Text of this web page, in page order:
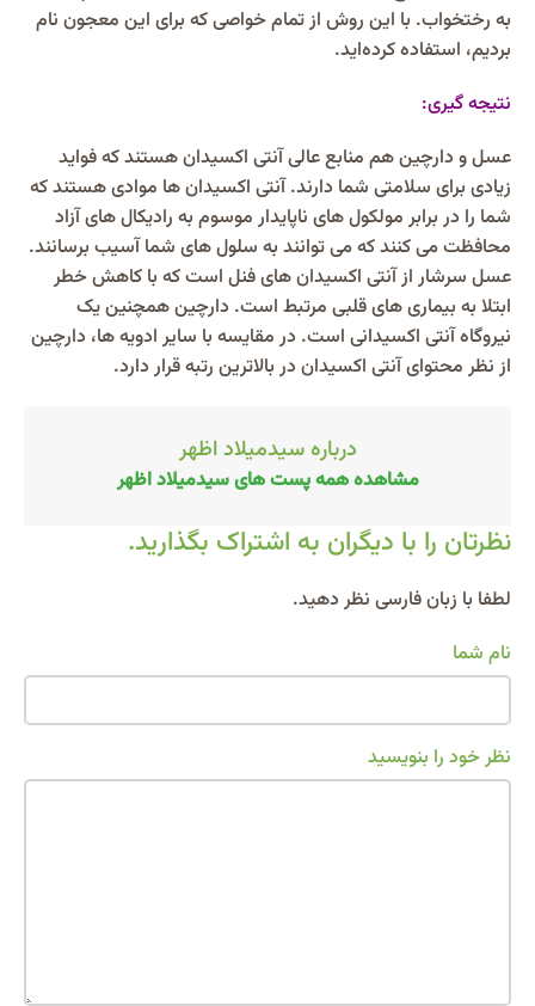
به رختخواب. با این روش از تمام خواصی که برای این معجون نام
بردیم، استفاده کرده‌اید.
نتیجه گیری:
عسل و دارچین هم منابع عالی آنتی اکسیدان هستند که فواید
زیادی برای سلامتی شما دارند. آنتی اکسیدان ها موادی هستند که
شما را در برابر مولکول های ناپایدار موسوم به رادیکال های آزاد
محافظت می کنند که می توانند به سلول های شما آسیب برسانند.
عسل سرشار از آنتی اکسیدان های فنل است که با کاهش خطر
ابتلا به بیماری های قلبی مرتبط است. دارچین همچنین یک
نیروگاه آنتی اکسیدانی است. در مقایسه با سایر ادویه ها، دارچین
از نظر محتوای آنتی اکسیدان در بالاترین رتبه قرار دارد.
درباره سیدمیلاد اظهر
مشاهده همه پست های سیدمیلاد اظهر
نظرتان را با دیگران به اشتراک بگذارید.
لطفا با زبان فارسی نظر دهید.
نام شما
نظر خود را بنویسید
Alternative: